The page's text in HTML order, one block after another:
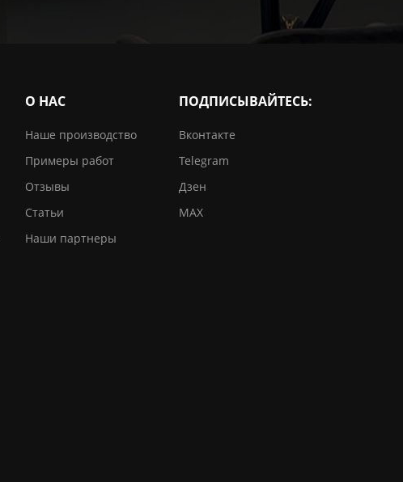
О НАС
Наше производство
Примеры работ
Отзывы
Статьи
Наши партнеры
ПОДПИСЫВАЙТЕСЬ:
Вконтакте
Telegram
Дзен
MAX